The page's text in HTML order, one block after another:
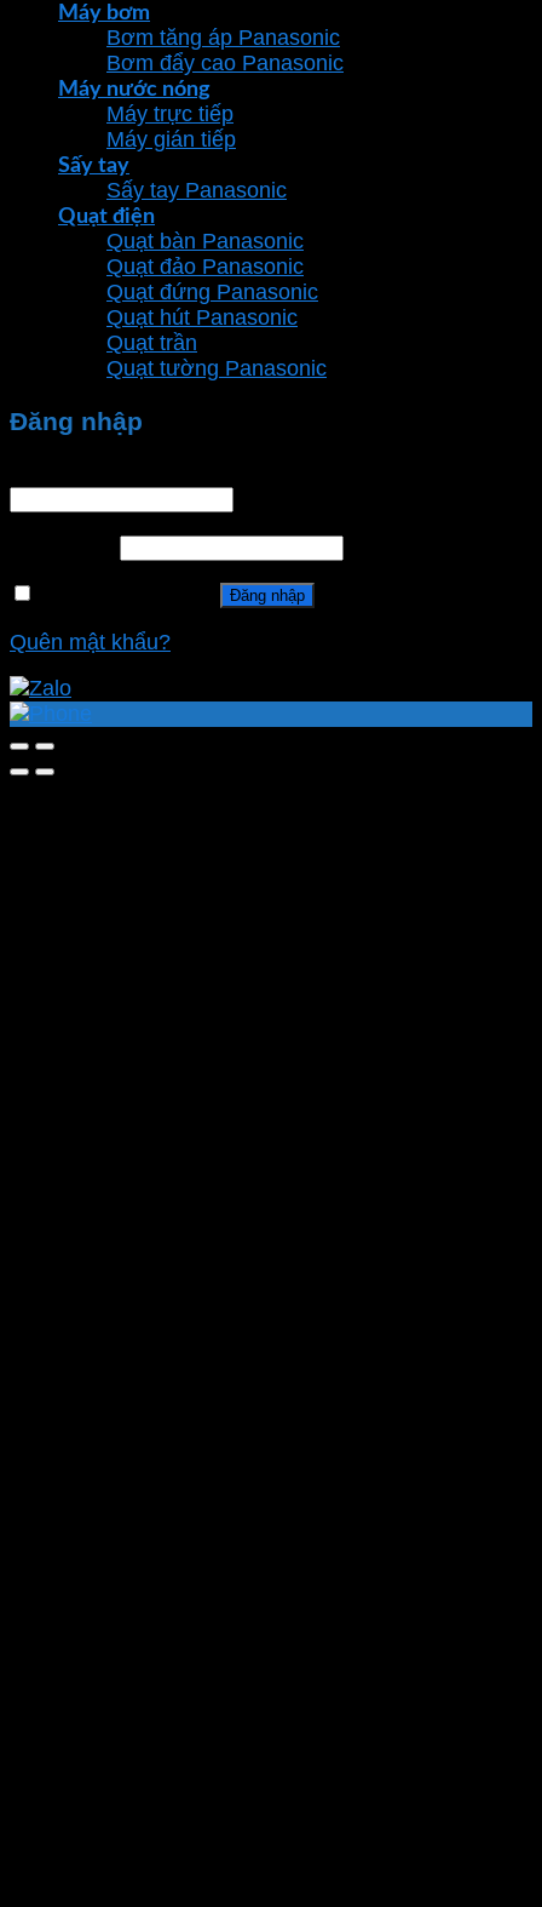
Máy bơm
Bơm tăng áp Panasonic
Bơm đẩy cao Panasonic
Máy nước nóng
Máy trực tiếp
Máy gián tiếp
Sấy tay
Sấy tay Panasonic
Quạt điện
Quạt bàn Panasonic
Quạt đảo Panasonic
Quạt đứng Panasonic
Quạt hút Panasonic
Quạt trần
Quạt tường Panasonic
Đăng nhập
Đăng nhập
Quên mật khẩu?